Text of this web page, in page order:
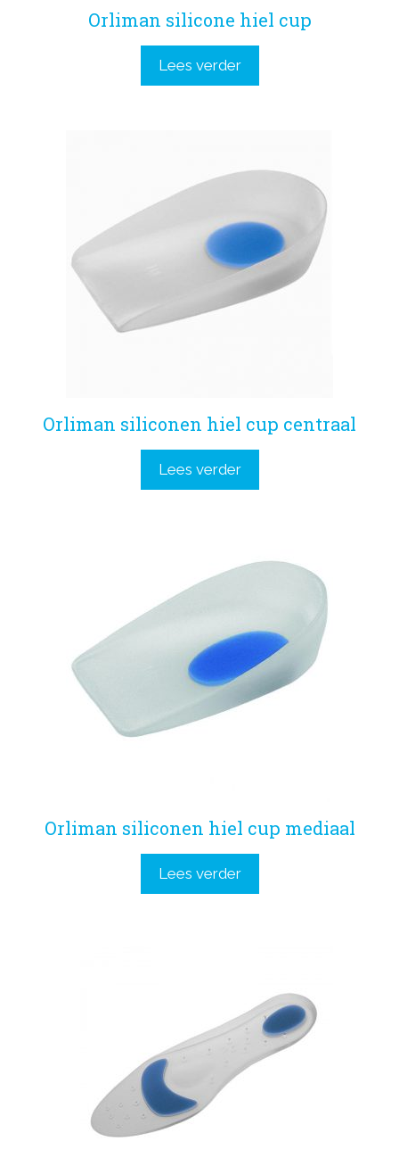
Orliman silicone hiel cup
Lees verder
Orliman siliconen hiel cup centraal
Lees verder
Orliman siliconen hiel cup mediaal
Lees verder